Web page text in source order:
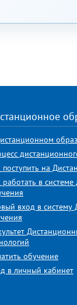
поступить на
работать в
вход в систему
обучение
в личный кабинет